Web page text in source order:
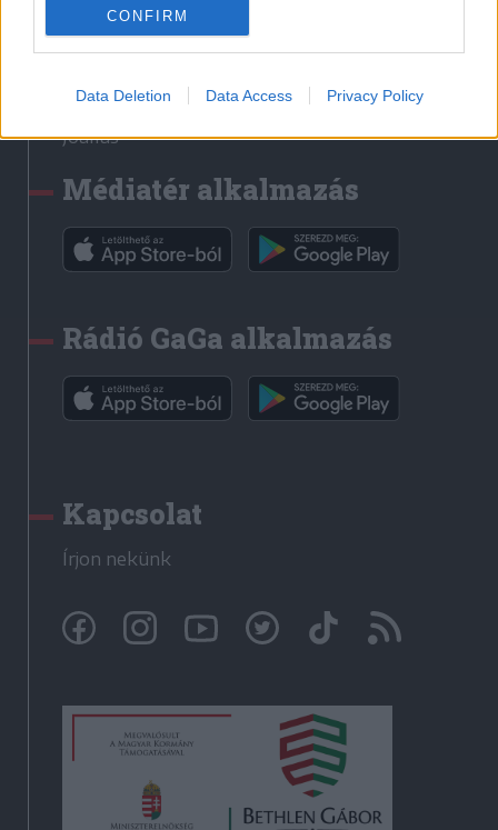
CONFIRM
Data Deletion Data Access Privacy Policy
Erdélyi Napló
Főtér
Rádió GaGa
Jóállás
Médiatér alkalmazás
Rádió GaGa alkalmazás
Kapcsolat
Írjon nekünk